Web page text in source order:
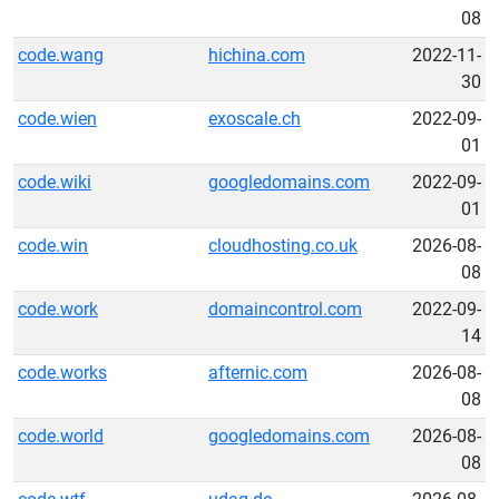
08
code.wang
hichina.com
2022-11-
30
code.wien
exoscale.ch
2022-09-
01
code.wiki
googledomains.com
2022-09-
01
code.win
cloudhosting.co.uk
2026-08-
08
code.work
domaincontrol.com
2022-09-
14
code.works
afternic.com
2026-08-
08
code.world
googledomains.com
2026-08-
08